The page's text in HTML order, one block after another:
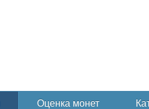
Оценка монет